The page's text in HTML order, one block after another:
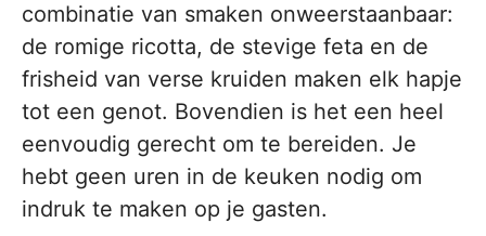
combinatie van smaken onweerstaanbaar:
de romige ricotta, de stevige feta en de
frisheid van verse kruiden maken elk hapje
tot een genot. Bovendien is het een heel
eenvoudig gerecht om te bereiden. Je
hebt geen uren in de keuken nodig om
indruk te maken op je gasten.